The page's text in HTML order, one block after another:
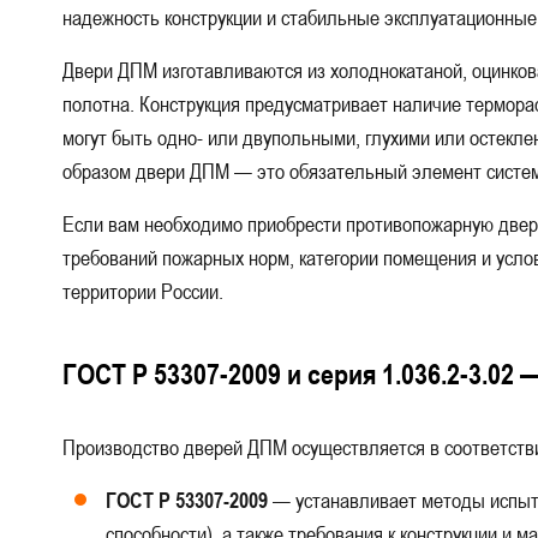
Для лестничных клеток В квартиру Для комнат
С порошковым напылением Для МГН С
Для подсобных помещений С размерами — 1400x2100,
С размерами — 800x1800, 800x1900, 800x2000, 800x2100
Для складских помещений Для серверной Для
Для ангара
С автоматическим выпадающим порогом Полуторные
Для коммерческих объектов Серые Для дата-
Для производственных зданий и помещений Правые
надежность конструкции и стабильные эксплуатационные
Двери ДПМ изготавливаются из холоднокатаной,
полотна. Конструкция предусматривает наличие
могут быть одно- или двупольными, глухими или
образом двери ДПМ — это обязательный элемент
Если вам необходимо приобрести противопожарную
требований пожарных норм, категории помещения и
территории России.
ГОСТ Р 53307-2009 и серия 1.036.2-
Производство дверей ДПМ осуществляется в
ГОСТ Р 53307-2009— устанавливает методы